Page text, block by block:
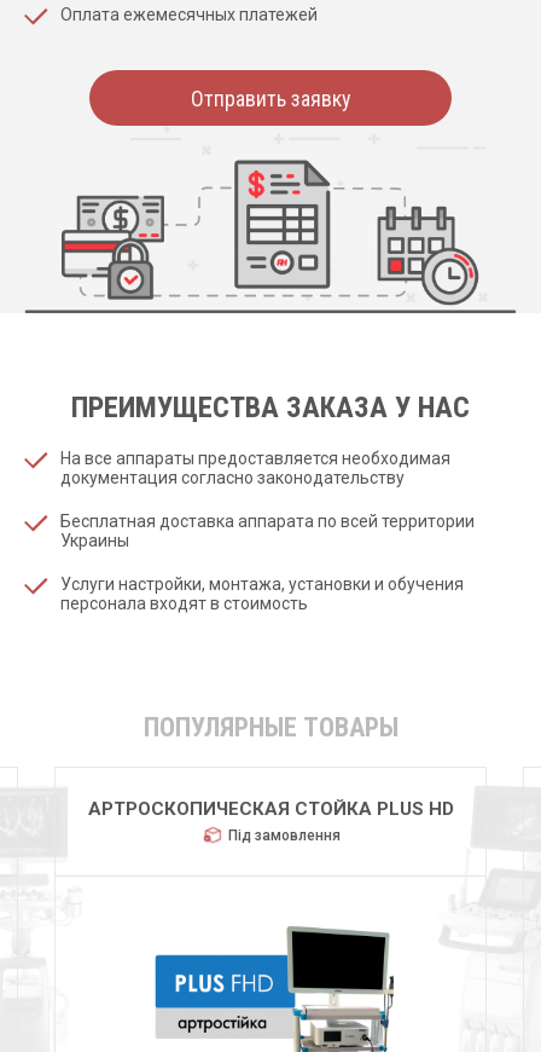
Оплата ежемесячных платежей
Отправить заявку
ПРЕИМУЩЕСТВА ЗАКАЗА У НАС
На все аппараты предоставляется необходимая
документация согласно законодательству
Бесплатная доставка аппарата по всей территории
Украины
Услуги настройки, монтажа, установки и обучения
персонала входят в стоимость
ПОПУЛЯРНЫЕ ТОВАРЫ
HUGER 2600
Під замовлення